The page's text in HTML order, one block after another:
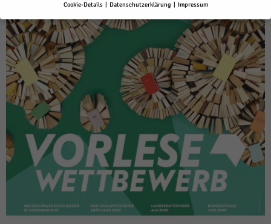
Cookie-Details Datenschutzerklärung Impressum
Datenschutzeinstellungen
Wenn Sie unter 16 Jahre alt sind und Ihre Zustimmung zu freiwilligen
Diensten geben möchten, müssen Sie Ihre Erziehungsberechtigten
um Erlaubnis bitten.
Wir verwenden Cookies und andere Technologien auf unserer Website.
Einige von ihnen sind essenziell, während andere uns helfen, diese
Website und Ihre Erfahrung zu verbessern.Personenbezogene Daten
können verarbeitet werden (z. B. IP-Adressen), z. B. für personalisierte
Anzeigen und Inhalte oder Anzeigen- und Inhaltsmessung. Weitere
Informationen über die Verwendung Ihrer Daten finden Sie in unserer
Datenschutzerklärung
Hier finden Sie eine Übersicht über alle verwendeten Cookies. Sie
können Ihre Einwilligung zu ganzen Kategorien geben oder sich
weitere Informationen anzeigen lassen und so nur bestimmte Cookies
auswählen.
Alle akzeptieren Speichern und weiter